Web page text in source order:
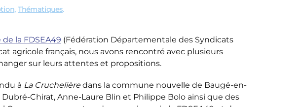
, Thématiques.
la FDSEA49 (Fédération Départementale des Syndicats
agricole français, nous avons rencontré avec plusieurs
sur leurs attentes et propositions.
à La Cruchelièredans la commune nouvelle de Baugé-en-
Chirat, Anne-Laure Blin et Philippe Bolo ainsi que des